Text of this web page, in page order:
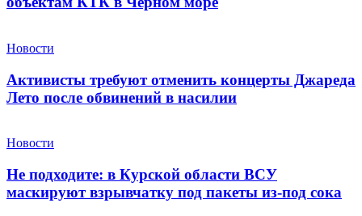
Новости
Активисты требуют отменить концерты Джареда
Лето после обвинений в насилии
Новости
Не подходите: в Курской области ВСУ
маскируют взрывчатку под пакеты из-под сока